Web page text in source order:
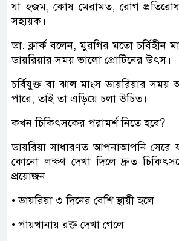
যা হজম, কোষ মেরামত, রোগ
সহায়ক।
ডা. ক্লার্ক বলেন, মুরগির মতো চর্বিহীন
ডায়রিয়ার সময় ভালো প্রোটিনের উৎস।
চর্বিযুক্ত বা ঝাল মাংস ডায়রিয়ার সময়
পারে, তাই তা এড়িয়ে চলা উচিত।
কখন চিকিৎসকের পরামর্শ নিতে হবে?
ডায়রিয়া সাধারণত আপনাআপনি সেরে
কোনো লক্ষণ দেখা দিলে দ্রুত
প্রয়োজন—
• ডায়রিয়া ৩ দিনের বেশি স্থায়ী হলে
• পায়খানায় রক্ত দেখা গেলে